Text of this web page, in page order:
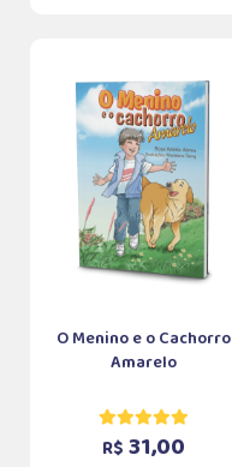
O Menino e o Cachorro
Amarelo
R$ 31,00